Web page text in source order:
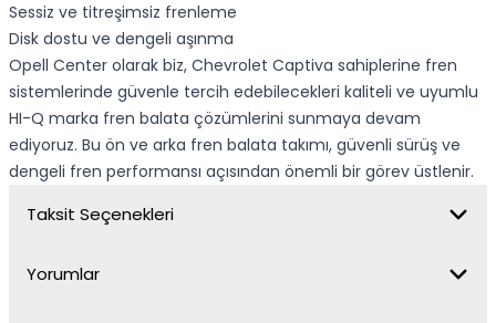
Sessiz ve titreşimsiz frenleme
Disk dostu ve dengeli aşınma
Opell Center olarak biz, Chevrolet Captiva sahiplerine fren
sistemlerinde güvenle tercih edebilecekleri kaliteli ve uyumlu
HI-Q marka fren balata çözümlerini sunmaya devam
ediyoruz. Bu ön ve arka fren balata takımı, güvenli sürüş ve
dengeli fren performansı açısından önemli bir görev üstlenir.
Taksit Seçenekleri
Yorumlar